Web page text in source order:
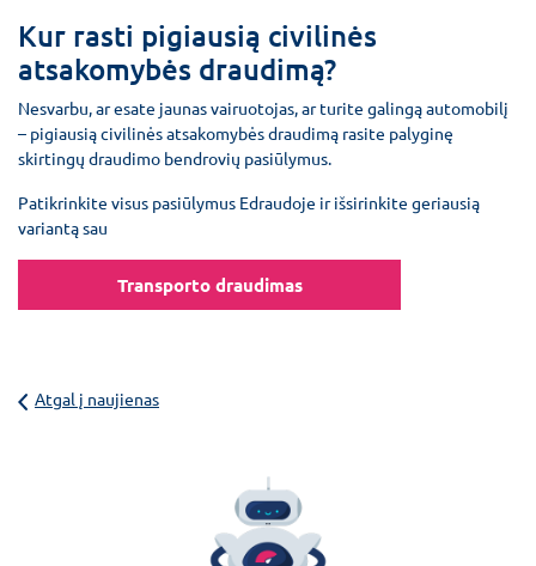
Kur rasti pigiausią civilinės
atsakomybės draudimą?
Nesvarbu, ar esate jaunas vairuotojas, ar turite galingą automobilį
– pigiausią civilinės atsakomybės draudimą rasite palyginę
skirtingų draudimo bendrovių pasiūlymus.
Patikrinkite visus pasiūlymus Edraudoje ir išsirinkite geriausią
variantą sau
Transporto draudimas
Atgal į naujienas